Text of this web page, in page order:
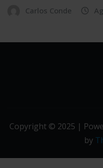
Carlos Conde
Copyright © 2025 |
by